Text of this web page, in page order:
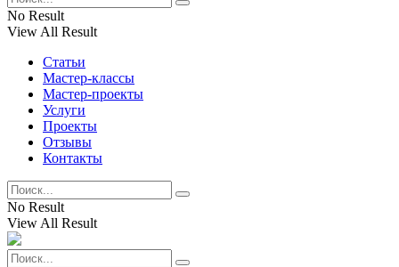
No Result
View All Result
Статьи
Мастер-классы
Мастер-проекты
Услуги
Проекты
Отзывы
Контакты
No Result
View All Result